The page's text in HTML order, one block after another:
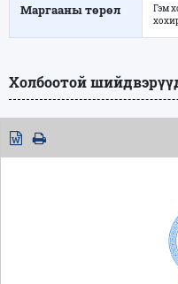
Маргааны төрөл
Гэм
Холбоотой